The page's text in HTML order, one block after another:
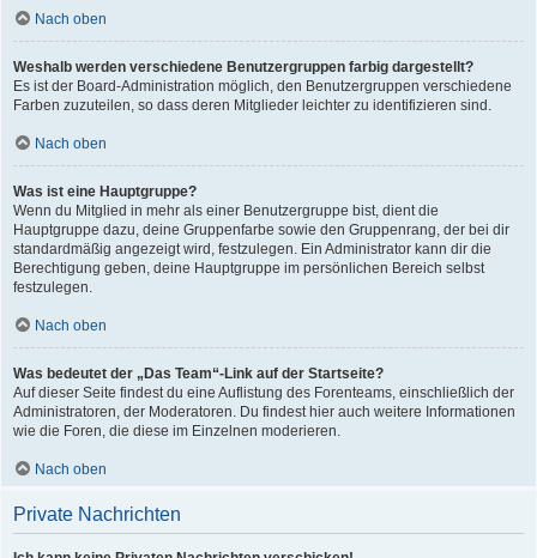
Nach oben
Weshalb werden verschiedene Benutzergruppen farbig dargestellt?
Es ist der Board-Administration möglich, den Benutzergruppen verschiedene
Farben zuzuteilen, so dass deren Mitglieder leichter zu identifizieren sind.
Nach oben
Was ist eine Hauptgruppe?
Wenn du Mitglied in mehr als einer Benutzergruppe bist, dient die
Hauptgruppe dazu, deine Gruppenfarbe sowie den Gruppenrang, der bei dir
standardmäßig angezeigt wird, festzulegen. Ein Administrator kann dir die
Berechtigung geben, deine Hauptgruppe im persönlichen Bereich selbst
festzulegen.
Nach oben
Was bedeutet der „Das Team“-Link auf der Startseite?
Auf dieser Seite findest du eine Auflistung des Forenteams, einschließlich der
Administratoren, der Moderatoren. Du findest hier auch weitere Informationen
wie die Foren, die diese im Einzelnen moderieren.
Nach oben
Private Nachrichten